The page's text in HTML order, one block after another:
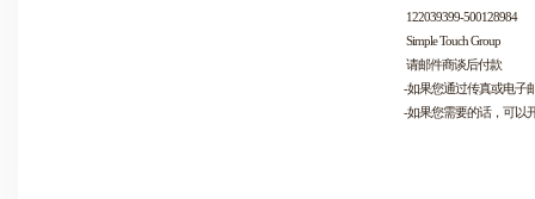
122039399-500128984
Simple Touch Group
请邮件商谈后付款
-如果您通过传真或电子
-如果您需要的话，可以